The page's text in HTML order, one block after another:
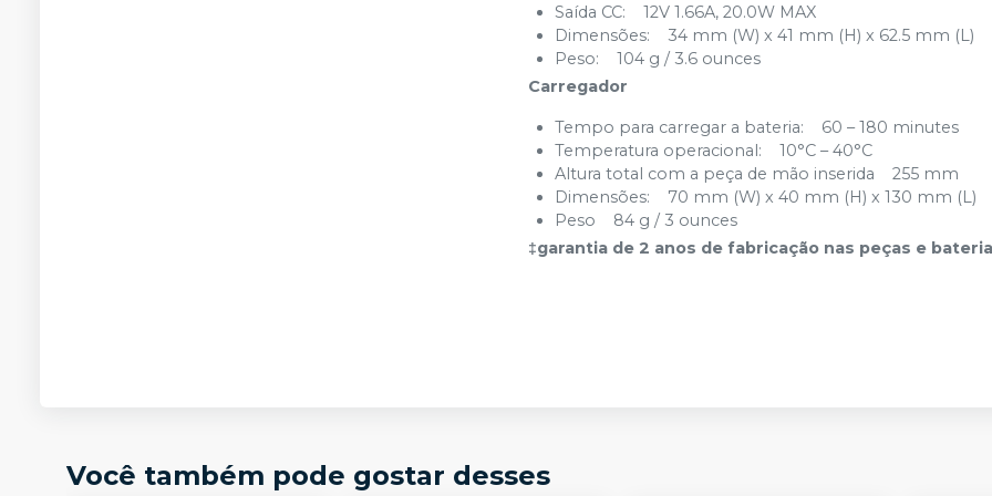
Saída CC: 12V 1.66A, 20.0W MAX
Dimensões: 34 mm (W) x 41 mm (H) x 62.5 mm (L)
Peso: 104 g / 3.6 ounces
Carregador
Tempo para carregar a bateria: 60 – 180 minutes
Temperatura operacional: 10°C – 40°C
Altura total com a peça de mão inserida 255 mm
Dimensões: 70 mm (W) x 40 mm (H) x 130 mm (L)
Peso 84 g / 3 ounces
‡garantia de 2 anos de fabricação nas peças e
Você também pode gostar desses